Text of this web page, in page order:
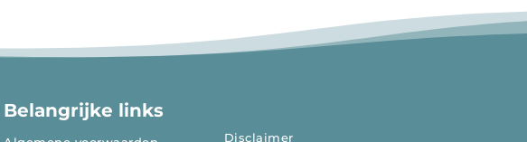
Belangrijke links
Disclaimer